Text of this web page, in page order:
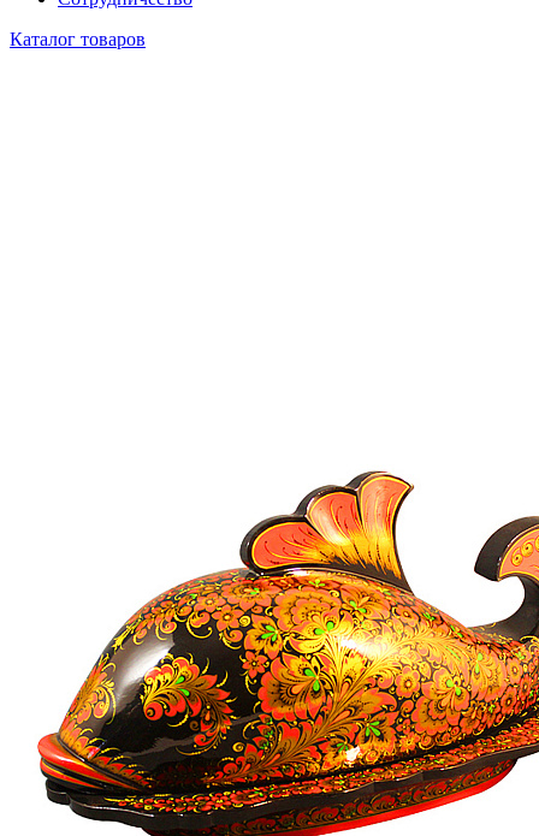
Каталог товаров